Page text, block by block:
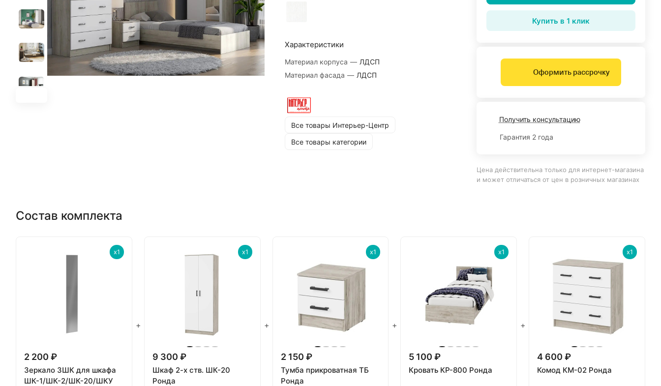
Характеристики
Материал корпуса — ЛДСП
Материал фасада — ЛДСП
Все товары Интерьер-Центр
Все товары категории
Купить в 1 клик
Оформить рассрочку
Получить консультацию
Гарантия 2 года
Цена действительна только для интернет-магазина
и может отличаться от цен в розничных магазинах
Состав комплекта
x1
+
2 200 ₽
Зеркало ЗШК для шкафа
ШК-1/ШК-2/ШК-20/ШКУ
x1
+
9 300 ₽
Шкаф 2-х ств. ШК-20
Ронда
x1
+
2 150 ₽
Тумба прикроватная ТБ
Ронда
x1
+
5 100 ₽
Кровать КР-800 Ронда
x1
4 600 ₽
Комод КМ-02 Ронда